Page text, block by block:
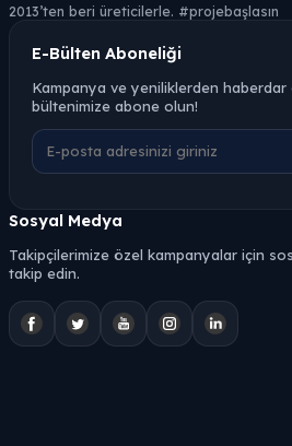
2013’ten beri üreticilerle. #projebaşlasın
E-Bülten Aboneliği
Kampanya ve yeniliklerden haberdar
bültenimize abone olun!
Sosyal Medya
Takipçilerimize özel kampanyalar için
takip edin.